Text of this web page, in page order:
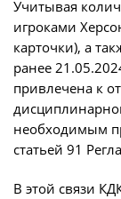
Учитывая
игроками
карточки), а
ранее
привлечена к
необходимым
статьей 91
В этой связи